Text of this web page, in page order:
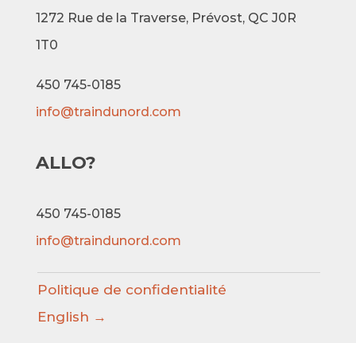
1272 Rue de la Traverse, Prévost, QC J0R
1T0
450 745-0185
info@traindunord.com
ALLO?
450 745-0185
info@traindunord.com
Politique de confidentialité
English →